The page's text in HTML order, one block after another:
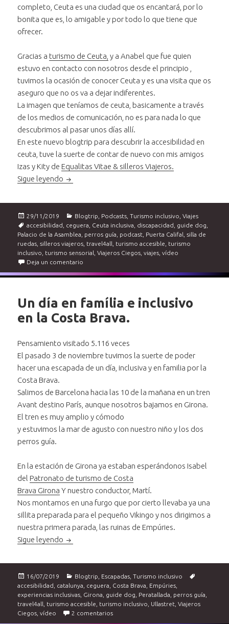
completo, Ceuta es una ciudad que os encantará, por lo
bonita que es, lo amigable y por todo lo que tiene que
ofrecer.
Gracias a turismo de Ceuta, y a Anabel que fue quien
estuvo en contacto con nosotros desde el principio ,
tuvimos la ocasión de conocer Ceuta y es una visita que os
aseguro que no os va a dejar indiferentes.
La imagen que teníamos de ceuta, basicamente a través
de los medios de comunicación, no es para nada lo que
descubrimos al pasar unos días allí.
En este nuevo blogtrip para descubrir la accesibilidad en
ceuta, tuve la suerte de contar de nuevo con mis amigos
Izas y Kity de Equalitas Vitae & silleros Viajeros.
Sigue leyendo Ceuta inclusiva. Una Ciudad que os va a
Publicado
el
29/11/2019 Categorías
Blogtrip Podcasts ,Turismo inclusivo ,Viajes
Etiquetas
accesibilidad ceguera Ceuta inclusiva discapacidad guide dog
Palacio de la Asamblea
perros guía podcast Puerta Califal ,silla de
ruedas ,silleros viajeros travel4all turismo accesible
turismo
inclusivo
turismo sensorial ,Viajeros Ciegos ,viajes ,vídeo
Deja un comentario
Un día en família e inclusivo
en la Costa Brava.
Pensamiento visitado 5.116 veces
El pasado 3 de noviembre tuvimos la suerte de poder
hacer una escapada de un día, inclusiva y en familia por la
Costa Brava.
Salimos de Barcelona hacia las 10 de la mañana en un tren
Avant destino París, aunque nosotros bajamos en Girona.
El tren es muy amplio y cómodo
y estuvimos la mar de agusto con nuestro niño y los dos
perros guía.
En la estación de Girona ya estaban esperándonos Isabel
del Patronato de turismo de Costa
Brava Girona Y nuestro conductor, Martí.
Nos montamos en una furgo que por cierto llevaba ya una
sillita preparada para el pequeño Vikingo y nos dirigimos a
nuestra primera parada, las ruinas de Empúries.
Sigue leyendo Un día en família e inclusivo en la Costa Brava.
Publicado
el
16/07/2019 Categorías
Blogtrip Escapadas ,Turismo inclusivo
accesibilidad
catalunya ceguera Costa Brava Empúries
experiencias inclusivas Girona guide dog Peratallada perros guía
travel4all
turismo accesible turismo inclusivo Ullastret ,Viajeros
Ciegos ,vídeo 2 comentariosen Un día en família e inclusivo en la